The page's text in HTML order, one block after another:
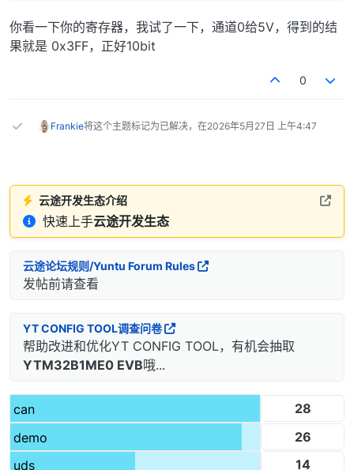
你看一下你的寄存器，我试了一下，通道0给5V，得到的结
果就是 0x3FF，正好10bit
0
Frankie将这个主题标记为已解决，在2026年5月27日 上午4:47
云途开发生态介绍
快速上手云途开发生态
云途论坛规则/Yuntu Forum Rules
发帖前请查看
YT CONFIG TOOL调查问卷
帮助改进和优化YT CONFIG TOOL，有机会抽取
YTM32B1ME0 EVB哦...
can
28
demo
26
uds
14